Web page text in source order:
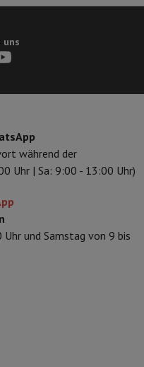
Watch
KonsolenController
Zufrieden oder Geld
Lieferung
der HIFI International
uns
während der
Uhr | Sa: 9:00 - 13:00 Uhr)
und Samstag von 9 bis